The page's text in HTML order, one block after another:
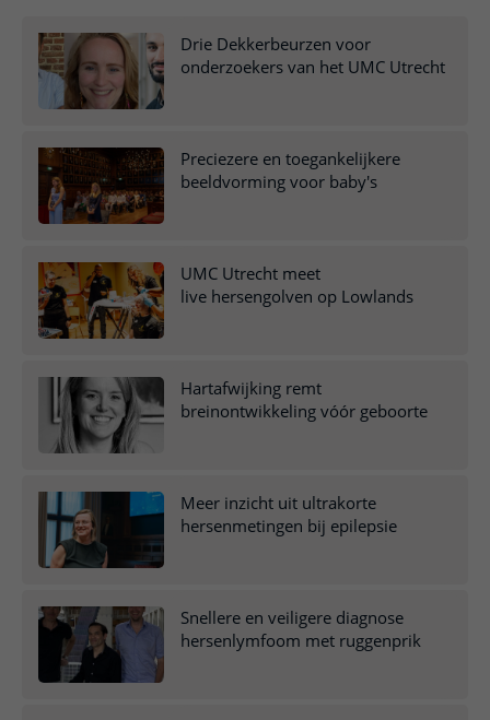
Het Wilhelmina Kinderziekenhuis
Wachttijden
Bezoektijden
Mijn UMC Utrecht patiëntportaal
Bezoekregels
Kwaliteit en veiligheid
Parkeren
Wegwijs in het ziekenhuis
Contact met polikliniek
Contact met verpleegafdeling
Het Wilhelmina Kinderziekenhuis
Teleconsult aanvragen
Diagnostiek aanvragen
Zorgverlenersportaal
Over UMC Utrecht
Research
Werken bij het UMC Utrecht
Drie Dekkerbeurzen voor
onderzoekers van het UMC Utrecht
Preciezere en toegankelijkere
beeldvorming voor baby's
UMC Utrecht meet
live hersengolven op Lowlands
Hartafwijking remt
breinontwikkeling vóór geboorte
Meer inzicht uit ultrakorte
hersenmetingen bij epilepsie
Snellere en veiligere diagnose
hersenlymfoom met ruggenprik